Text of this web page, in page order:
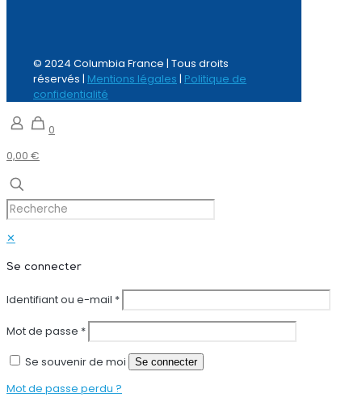
© 2024 Columbia France | Tous droits
réservés | Mentions légales | Politique de
confidentialité
0
0,00 €
✕
Se connecter
Identifiant ou e-mail *
Mot de passe *
Se souvenir de moi
Se connecter
Mot de passe perdu ?